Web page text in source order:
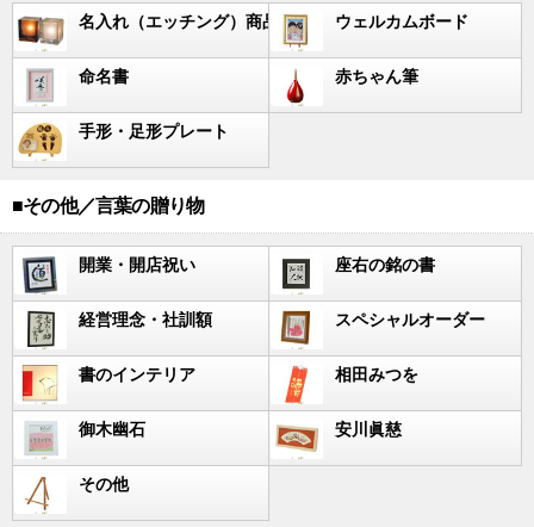
名入れ（エッチング）商品 ウェルカムボード
命名書 赤ちゃん筆
手形・足形プレート
■その他／言葉の贈り物
開業・開店祝い 座右の銘の書
経営理念・社訓額 スペシャルオーダー
書のインテリア 相田みつを
御木幽石 安川眞慈
その他